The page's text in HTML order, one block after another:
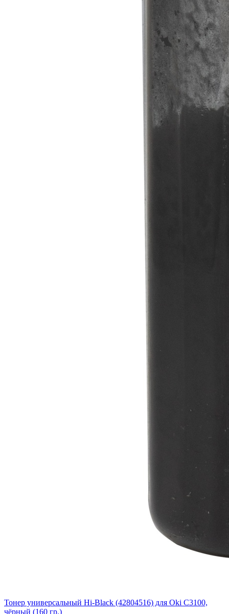
Тонер универсальный Hi-Black (42804516) для Oki С3100,
чёрный (160 гр.)